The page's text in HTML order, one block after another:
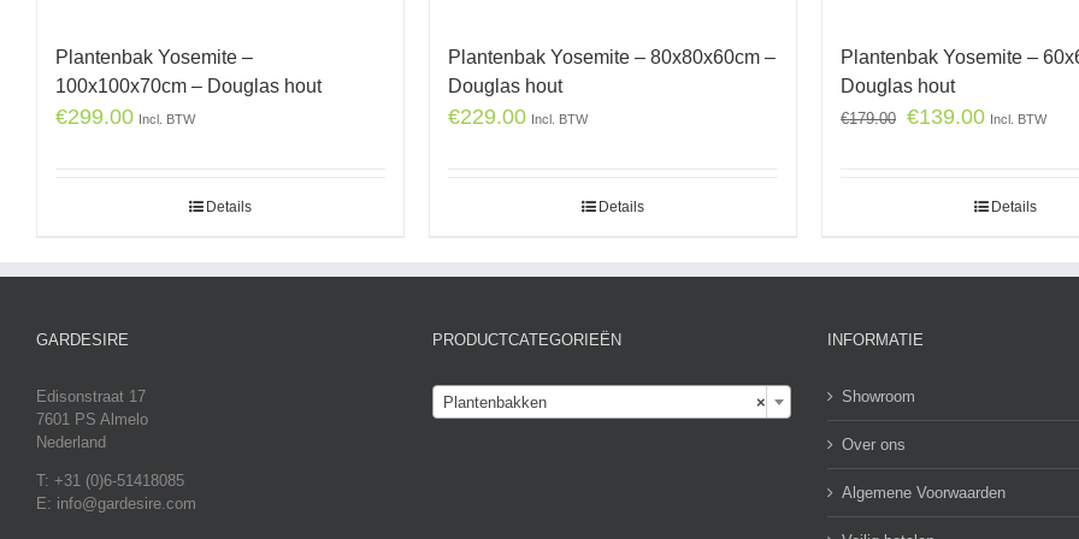
Plantenbak Yosemite –
100x100x70cm – Douglas hout
€299.00 Incl. BTW
Details
Plantenbak Yosemite – 80x80x60cm –
Douglas hout
€229.00 Incl. BTW
Details
Plantenbak Yosemite –
Douglas hout
€179.00 €139.00 Incl. BTW
Details
GARDESIRE
Edisonstraat 17
7601 PS Almelo
Nederland
T: +31 (0)6-51418085
E: info@gardesire.com
PRODUCTCATEGORIEËN
×
Plantenbakken
INFORMATIE
Showroom
Over ons
Algemene Voorwaarden